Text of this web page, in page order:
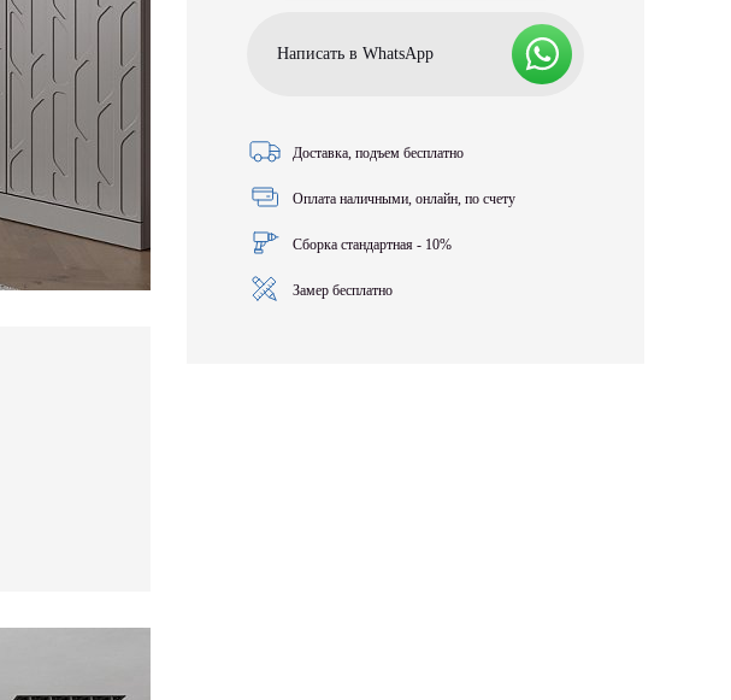
Написать в WhatsApp
Доставка, подъем бесплатно
Оплата наличными, онлайн, по счету
Сборка стандартная - 10%
Замер бесплатно